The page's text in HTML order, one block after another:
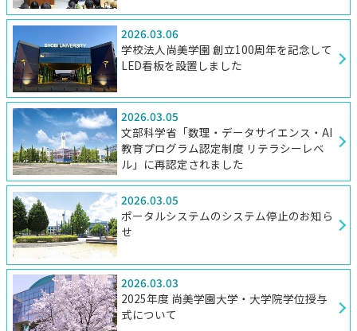
2026.03.06
学校法人尚美学園 創立100周年を記念して
LED看板を設置しました
2026.03.05
文部科学省「数理・データサイエンス・AI
教育プログラム認定制度 リテラシーレベ
ル」に再認定されました
2026.03.05
ポータルシステムのシステム停止のお知ら
せ
2026.03.03
2025年度 尚美学園大学・大学院学位授与
式について